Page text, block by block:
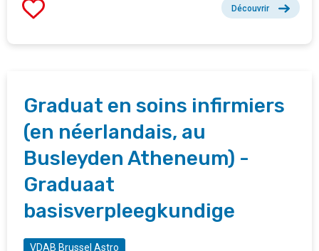
Découvrir
Graduat en soins infirmiers
(en néerlandais, au
Busleyden Atheneum) -
Graduaat
basisverpleegkundige
VDAB Brussel Astro